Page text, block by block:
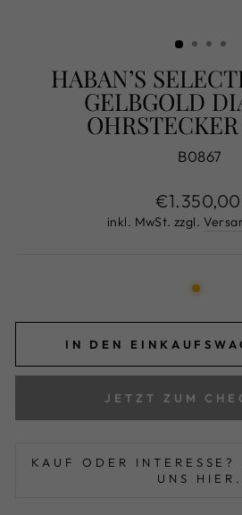
HABAN’S
GELBGOLD
B0867
Normaler
Preis
€1.350,00
inkl. MwSt. zzgl.
IN DEN
JETZT ZUM
KAUF ODER INTERESSE?
UNS HIER.